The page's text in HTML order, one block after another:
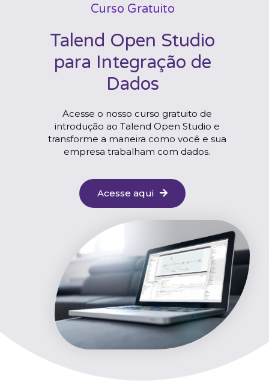
Curso Gratuito
Talend Open Studio
para Integração de
Dados
Acesse o nosso curso gratuito de
introdução ao Talend Open Studio e
transforme a maneira como você e sua
empresa trabalham com dados.
Acesse aqui